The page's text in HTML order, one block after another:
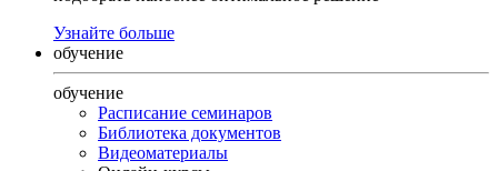
Узнайте больше
обучение
обучение
Расписание семинаров
Библиотека документов
Видеоматериалы